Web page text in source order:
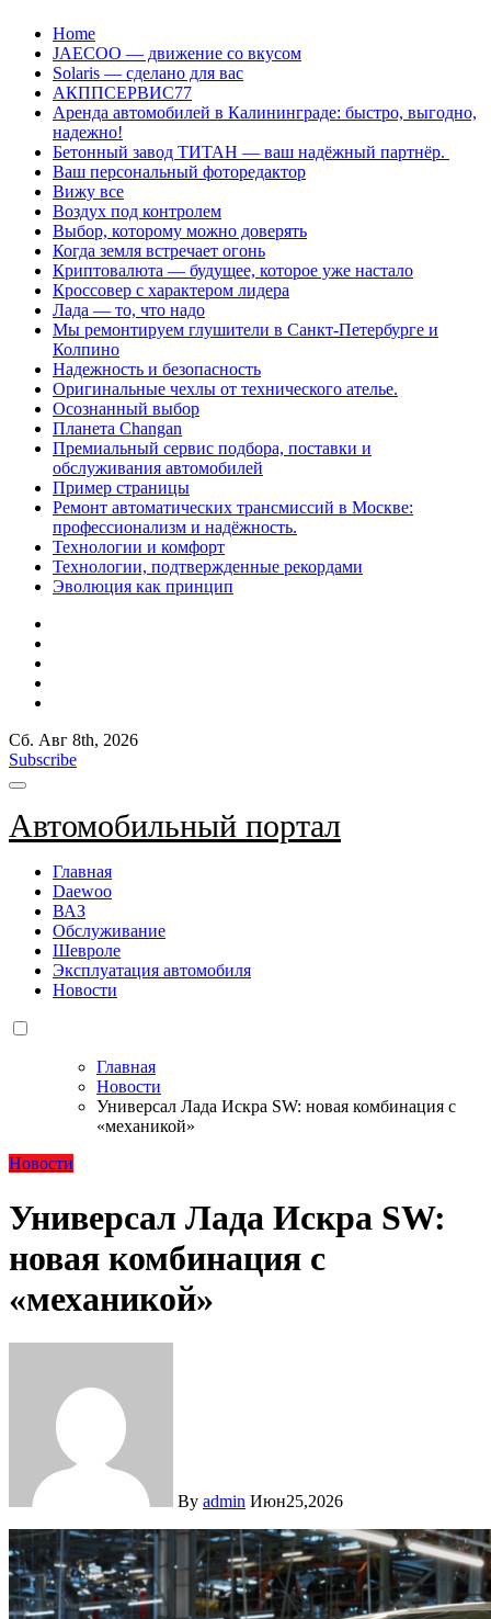
Перейти
содержанию
Home
JAECOO — движение со вкусом
Solaris — сделано для вас
АКППСЕРВИС77
Аренда автомобилей в Калининграде: быстро, выгодно,
надежно!
Бетонный завод ТИТАН — ваш надёжный партнёр.
Ваш персональный фоторедактор
Вижу все
Воздух под контролем
Выбор, которому можно доверять
Когда земля встречает огонь
Криптовалюта — будущее, которое уже настало
Кроссовер с характером лидера
Лада — то, что надо
Мы ремонтируем глушители в Санкт-Петербурге и
Колпино
Надежность и безопасность
Оригинальные чехлы от технического ателье.
Осознанный выбор
Планета Changan
Премиальный сервис подбора, поставки и
обслуживания автомобилей
Пример страницы
Ремонт автоматических трансмиссий в Москве:
профессионализм и надёжность.
Технологии и комфорт
Технологии, подтвержденные рекордами
Эволюция как принцип
Сб. Авг 8th, 2026
Subscribe
Автомобильный портал
Главная
Daewoo
ВАЗ
Обслуживание
Шевроле
Эксплуатация автомобиля
Новости
Главная
Новости
Универсал Лада Искра SW: новая комбинация с
«механикой»
Новости
Универсал Лада Искра SW:
новая комбинация с
«механикой»
By admin Июн25,2026